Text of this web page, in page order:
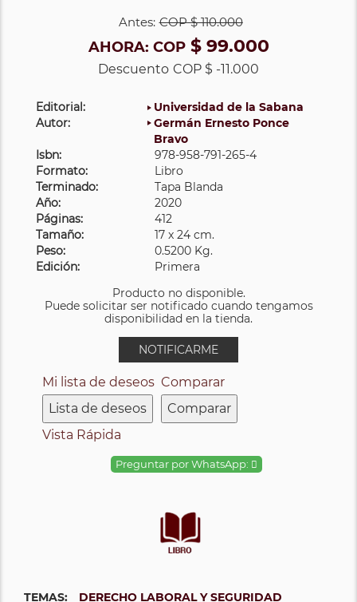
Antes: COP$ 110.000
AHORA: COP$ 99.000
Descuento COP $ -11.000
Editorial:
Universidad de la Sabana
Autor:
Germán Ernesto Ponce
Bravo
Isbn:
978-958-791-265-4
Formato:
Libro
Terminado:
Tapa Blanda
Año:
2020
Páginas:
412
Tamaño:
17 x 24 cm.
Peso:
0.5200 Kg.
Edición:
Primera
Producto no disponible.
Puede solicitar ser notificado cuando tengamos
disponibilidad en la tienda.
NOTIFICARME
Mi lista de deseos
Lista de deseos
Comparar
Comparar
Vista Rápida
Preguntar por WhatsApp:
TEMAS:
DERECHO LABORAL Y SEGURIDAD